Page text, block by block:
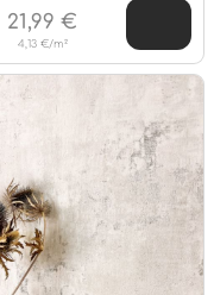
4,13 €/m²
21,99 €